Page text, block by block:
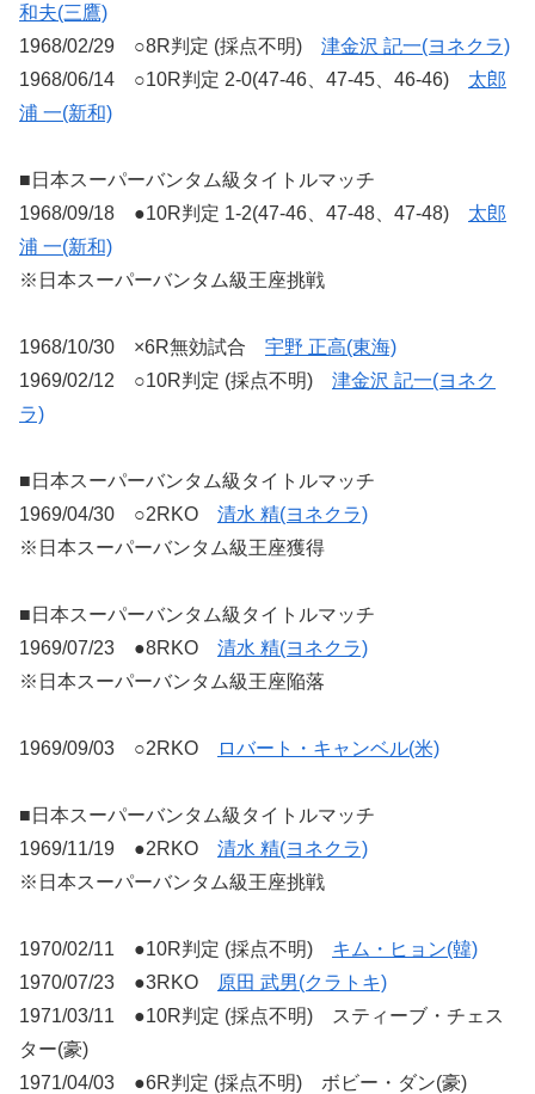
和夫(三鷹)
1968/02/29 ○8R判定 (採点不明) 津金沢 記一(ヨネクラ)
1968/06/14 ○10R判定 2-0(47-46、47-45、46-46) 太郎
浦 一(新和)
■日本スーパーバンタム級タイトルマッチ
1968/09/18 ●10R判定 1-2(47-46、47-48、47-48) 太郎
浦 一(新和)
※日本スーパーバンタム級王座挑戦
1968/10/30 ×6R無効試合 宇野 正高(東海)
1969/02/12 ○10R判定 (採点不明) 津金沢 記一(ヨネク
ラ)
■日本スーパーバンタム級タイトルマッチ
1969/04/30 ○2RKO 清水 精(ヨネクラ)
※日本スーパーバンタム級王座獲得
■日本スーパーバンタム級タイトルマッチ
1969/07/23 ●8RKO 清水 精(ヨネクラ)
※日本スーパーバンタム級王座陥落
1969/09/03 ○2RKO ロバート・キャンベル(米)
■日本スーパーバンタム級タイトルマッチ
1969/11/19 ●2RKO 清水 精(ヨネクラ)
※日本スーパーバンタム級王座挑戦
1970/02/11 ●10R判定 (採点不明) キム・ヒョン(韓)
1970/07/23 ●3RKO
原田 武男(クラトキ)
1971/03/11 ●10R判定 (採点不明) スティーブ・チェス
ター(豪)
1971/04/03 ●6R判定 (採点不明) ボビー・ダン(豪)